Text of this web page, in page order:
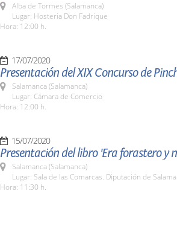
Alba de Tormes (Salamanca)
Lugar: Hosteria Don Fadrique
Hora: 12:00 h.
17/07/2020
Presentación del XIX Concurso de
Salamanca (Salamanca)
Lugar: Cámara de Comercio
Hora: 12:00 h.
15/07/2020
Presentación del libro 'Era forastero y
Salamanca (Salamanca)
Lugar: Sala de las Comarcas. Diputación de
Hora: 11:30 h.